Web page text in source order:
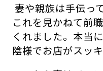
妻や親族は手伝っ
これを見かねて前
くれました。本当
陰様でお店がスッ